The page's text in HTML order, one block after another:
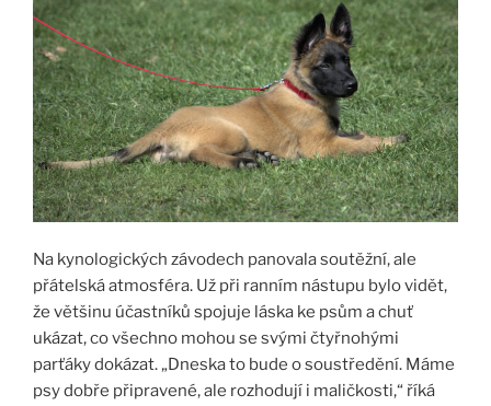
Na kynologických závodech panovala soutěžní, ale
přátelská atmosféra. Už při ranním nástupu bylo vidět,
že většinu účastníků spojuje láska ke psům a chuť
ukázat, co všechno mohou se svými čtyřnohými
parťáky dokázat. „Dneska to bude o soustředění. Máme
psy dobře připravené, ale rozhodují i maličkosti,“ říká